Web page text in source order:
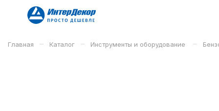
Главная – Каталог – Инструменты и оборудование –